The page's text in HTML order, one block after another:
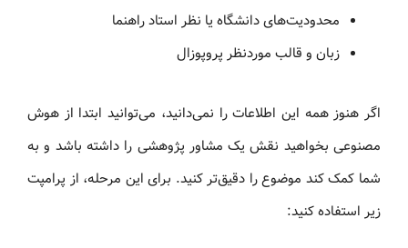
محدودیت‌های دانشگاه یا نظر استاد راهنما
زبان و قالب موردنظر پروپوزال
اگر هنوز همه این اطلاعات را نمی‌دانید، می‌توانید ابتدا از هوش
مصنوعی بخواهید نقش یک مشاور پژوهشی را داشته باشد و به
شما کمک کند موضوع را دقیق‌تر کنید. برای این مرحله، از پرامپت
زیر استفاده کنید: